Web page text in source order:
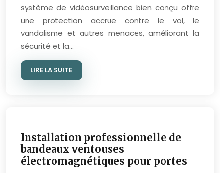
système de vidéosurveillance bien conçu offre
une protection accrue contre le vol, le
vandalisme et autres menaces, améliorant la
sécurité et la…
LIRE LA SUITE
Installation professionnelle de
bandeaux ventouses
électromagnétiques pour portes